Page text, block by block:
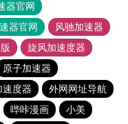
器官网
器官网
风驰加速器
旋风加速度器
原子加速器
速度器
外网网址导航
哔咔漫画
小美